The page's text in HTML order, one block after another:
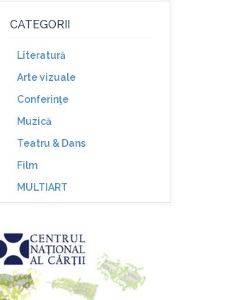
CATEGORII
Literatură
Arte vizuale
Conferinţe
Muzică
Teatru & Dans
Film
MULTIART